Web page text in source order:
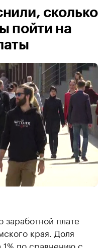
сколько
пойти на
заработной плате
края. Доля
1% по сравнению с